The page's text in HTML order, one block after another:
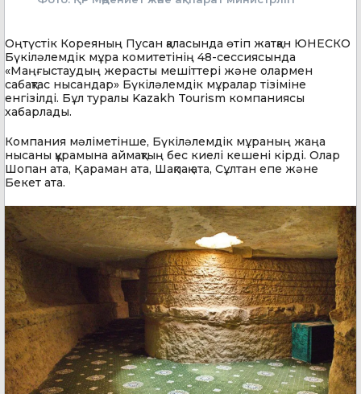
Оңтүстік Кореяның Пусан қаласында өтіп жатқан ЮНЕСКО
Бүкіләлемдік мұра комитетінің 48-сессиясында
«Маңғыстаудың жерасты мешіттері және олармен
сабақтас нысандар» Бүкіләлемдік мұралар тізіміне
енгізілді. Бұл туралы Kazakh Tourism компаниясы
хабарлады.
Компания мәліметінше, Бүкіләлемдік мұраның жаңа
нысаны құрамына аймақтың бес киелі кешені кірді. Олар
Шопан ата, Қараман ата, Шақпақ ата, Сұлтан епе және
Бекет ата.